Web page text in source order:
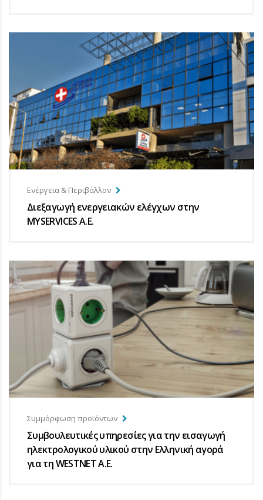
Ενέργεια & Περιβάλλον
Διεξαγωγή ενεργειακών ελέγχων στην
MYSERVICES A.E.
Συμμόρφωση προϊόντων
Συμβουλευτικές υπηρεσίες για την εισαγωγή
ηλεκτρολογικού υλικού στην Ελληνική αγορά
για τη WESTNET Α.Ε.